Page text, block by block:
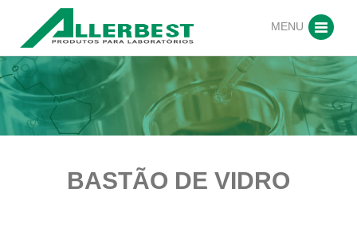
MENU
BASTÃO DE VIDRO